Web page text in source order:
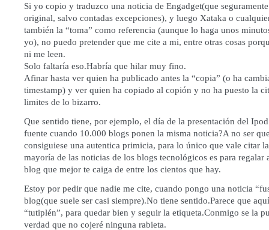
Si yo copio y traduzco una noticia de Engadget(que
original, salvo contadas excepciones), y luego Xataka o
también la “toma” como referencia (aunque lo haga unos
yo), no puedo pretender que me cite a mi, entre otras cosas
ni me leen.
Solo faltaría eso.Habría que hilar muy fino.
Afinar hasta ver quien ha publicado antes la “copia” (o ha
timestamp) y ver quien ha copiado al copión y no ha puesto la
limites de lo bizarro.
Que sentido tiene, por ejemplo, el día de la presentación del
fuente cuando 10.000 blogs ponen la misma noticia?A no ser
consiguiese una autentica primicia, para lo único que vale citar
mayoría de las noticias de los blogs tecnológicos es para regalar
blog que mejor te caiga de entre los cientos que hay.
Estoy por pedir que nadie me cite, cuando pongo una noticia
blog(que suele ser casi siempre).No tiene sentido.Parece que
“tutiplén”, para quedar bien y seguir la etiqueta.Conmigo se la
verdad que no cojeré ninguna rabieta.